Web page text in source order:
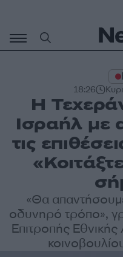
περιεχόμενο
18:26
Η
Ισραήλ με
τις
«Θα
οδυνηρό τρόπο»,
Επιτροπής